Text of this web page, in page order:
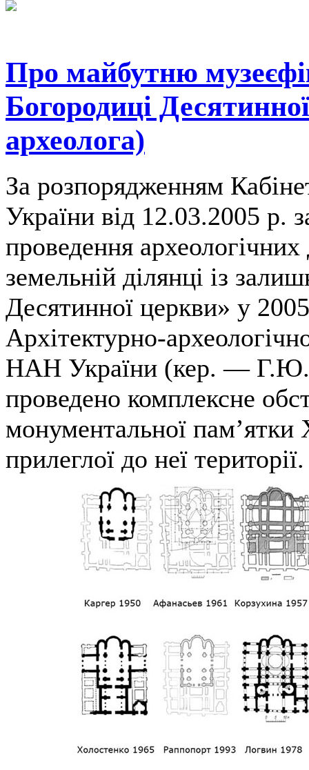
Про майбутню
Богородиці
археолога)
За розпорядженням
України від 12.03.2005 р.
проведення
земельній ділянці із
Десятинної церкви» у
Архітектурно-
НАН України (кер. — Г.Ю.
проведено комплексне
монументальної
прилеглої до неї території.